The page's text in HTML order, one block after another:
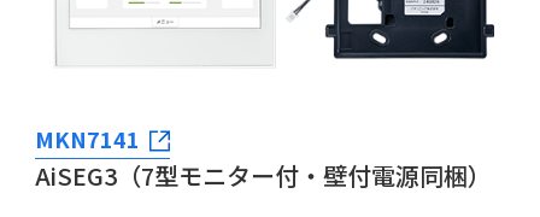
MKN7141
AiSEG3（7型モニター付・壁付電源同梱）